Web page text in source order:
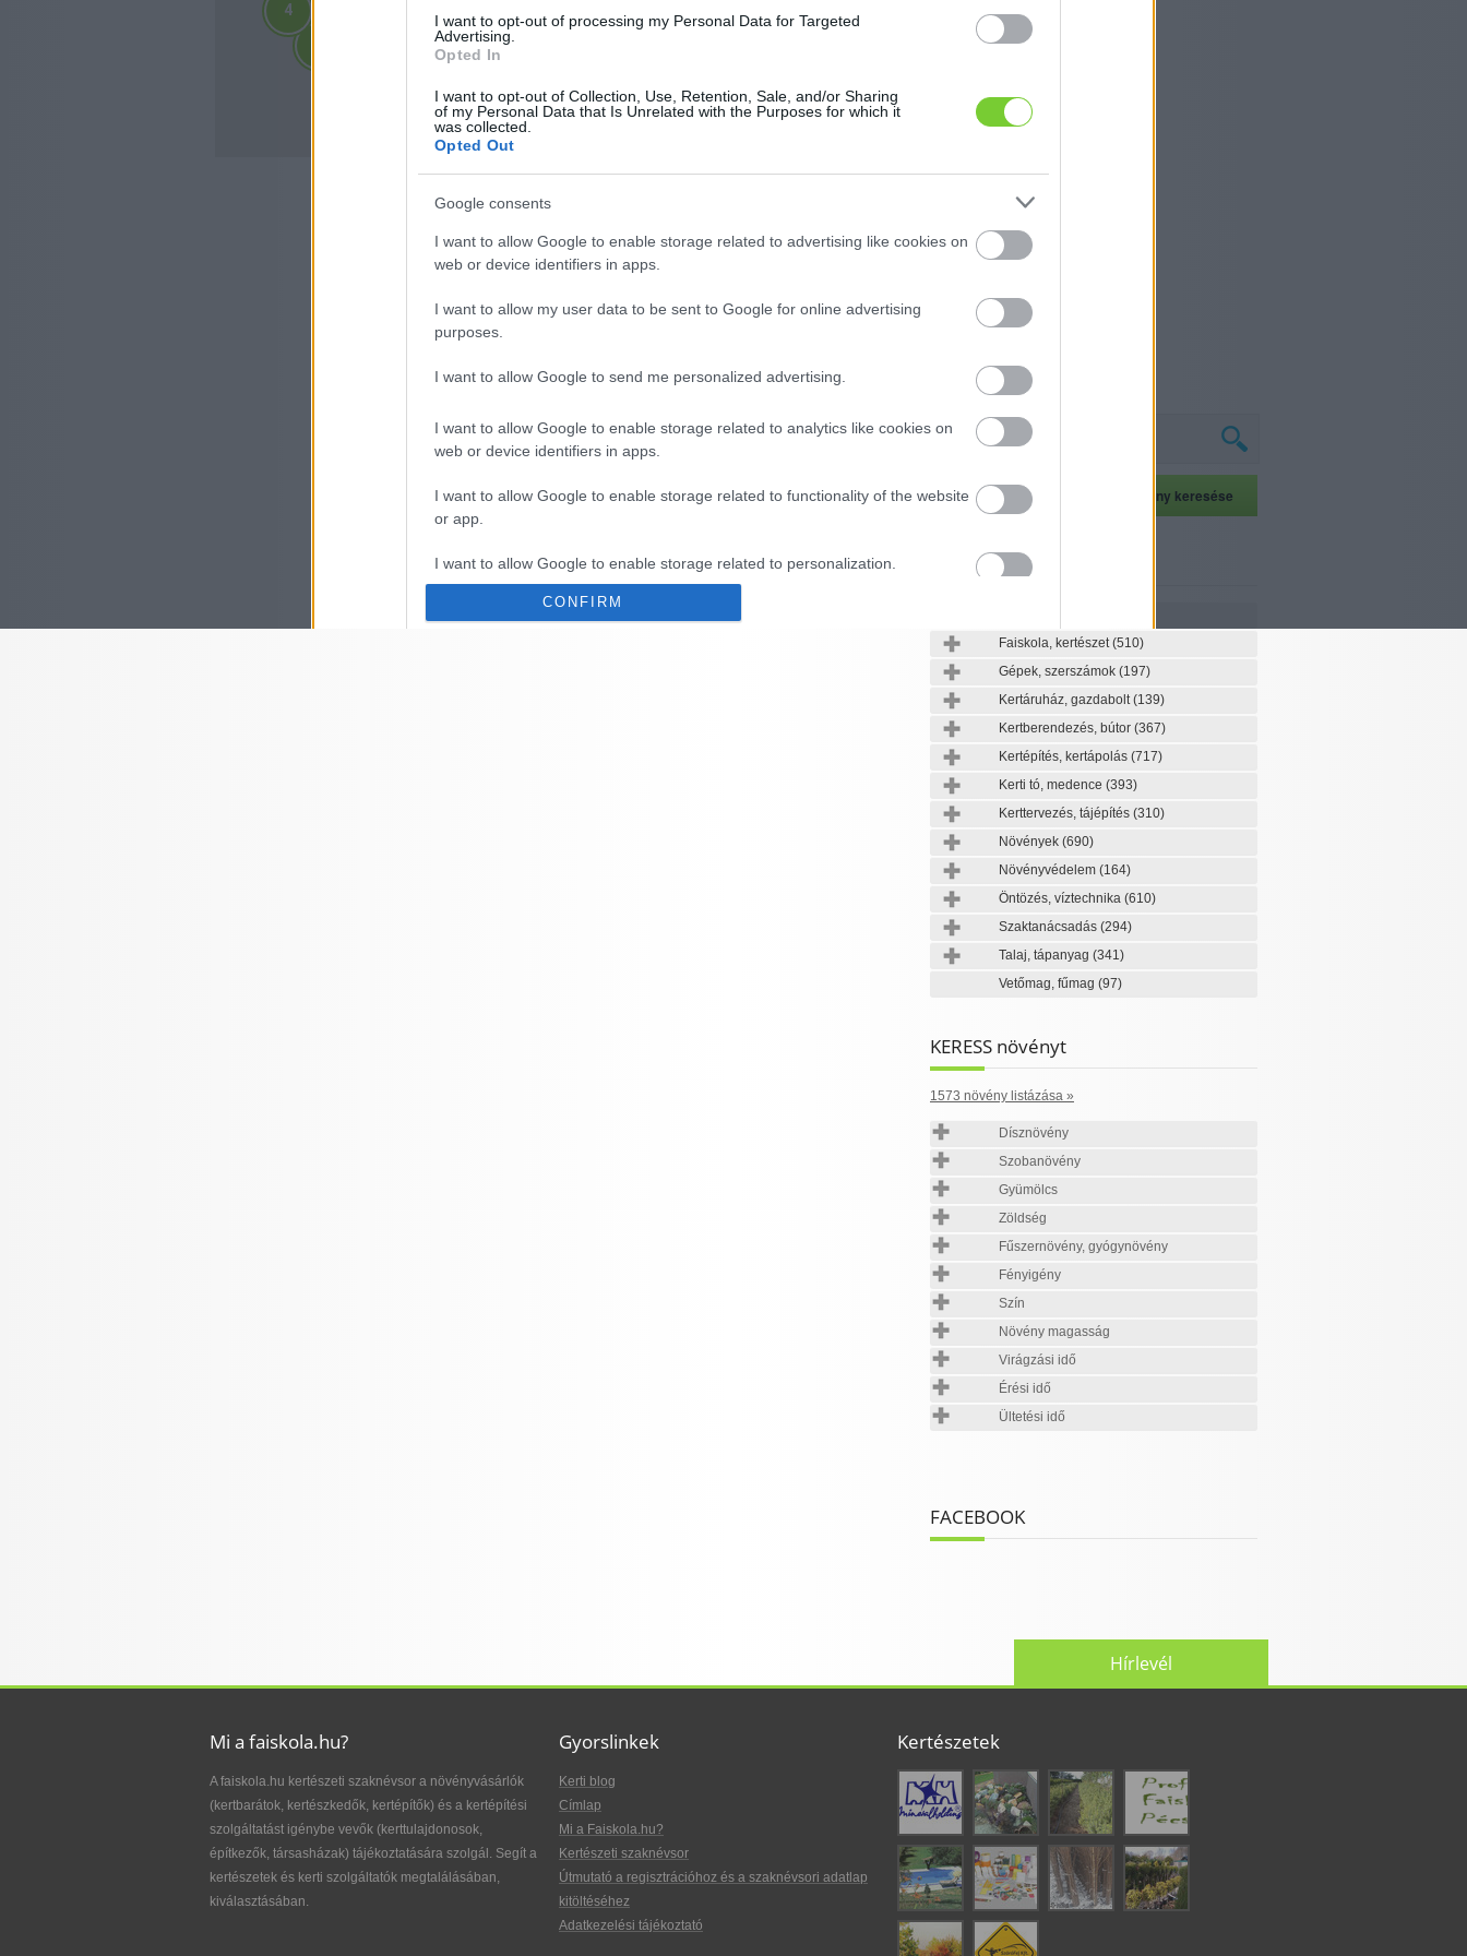
I want to opt-out of processing my Personal Data for Targeted
Advertising.
Opted In
I want to opt-out of Collection, Use, Retention, Sale, and/or Sharing
of my Personal Data that Is Unrelated with the Purposes for which it
was collected.
Opted Out
Google consents
I want to allow Google to enable storage related to advertising like cookies on
web or device identifiers in apps.
I want to allow my user data to be sent to Google for online advertising
purposes.
I want to allow Google to send me personalized advertising.
I want to allow Google to enable storage related to analytics like cookies on
web or device identifiers in apps.
I want to allow Google to enable storage related to functionality of the website
or app.
I want to allow Google to enable storage related to personalization.
authentication functionality and fraud prevention, and other user protection.
CONFIRM
10
2
3
4 2
10
2
4
Kertészeti szaknévsor
Faiskola, kertészet(510)
Gépek, szerszámok (197)
Kertáruház, gazdabolt(139)
Kertberendezés, bútor (367)
Kertépítés, kertápolás (717)
Kerti tó, medence (393)
Kerttervezés, tájépítés (310)
Növények (690)
Növényvédelem (164)
Öntözés, víztechnika (610)
Szaktanácsadás (294)
Talaj, tápanyag (341)
Vetőmag, fűmag (97)
KERESS növényt
1573 növény listázása »
Dísznövény
Szobanövény
Gyümölcs
Zöldség
Fűszernövény, gyógynövény
Fényigény
Szín
Növény magasság
Virágzási idő
Érési idő
Ültetési idő
FACEBOOK
Hírlevél
Mi a faiskola.hu?
A faiskola.hu kertészeti szaknévsor a növényvásárlók
(kertbarátok, kertészkedők, kertépítők) és a kertépítési
szolgáltatást igénybe vevők (kerttulajdonosok,
építkezők, társasházak) tájékoztatására szolgál. Segít a
kertészetek és kerti szolgáltatók megtalálásában,
kiválasztásában.
Gyorslinkek
Kerti blog
Címlap
Mi a Faiskola.hu?
Kertészeti szaknévsor
Útmutató a regisztrációhoz és a szaknévsori adatlap
kitöltéséhez
Adatkezelési tájékoztató
Kertészetek